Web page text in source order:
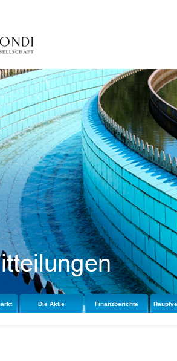
Die Aktie Finanzberichte